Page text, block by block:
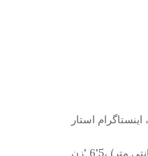
استار
متر ) ،5'6 'زن